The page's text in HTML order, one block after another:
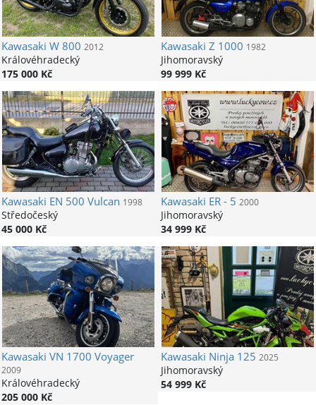
Kawasaki W 800 2012
Královéhradecký
175 000 Kč
Kawasaki Z 1000 1982
Jihomoravský
99 999 Kč
Kawasaki EN 500 Vulcan 1998
Středočeský
45 000 Kč
Kawasaki ER - 5 2000
Jihomoravský
34 999 Kč
Kawasaki VN 1700 Voyager
2009
Královéhradecký
205 000 Kč
Kawasaki Ninja 125 2025
Jihomoravský
54 999 Kč